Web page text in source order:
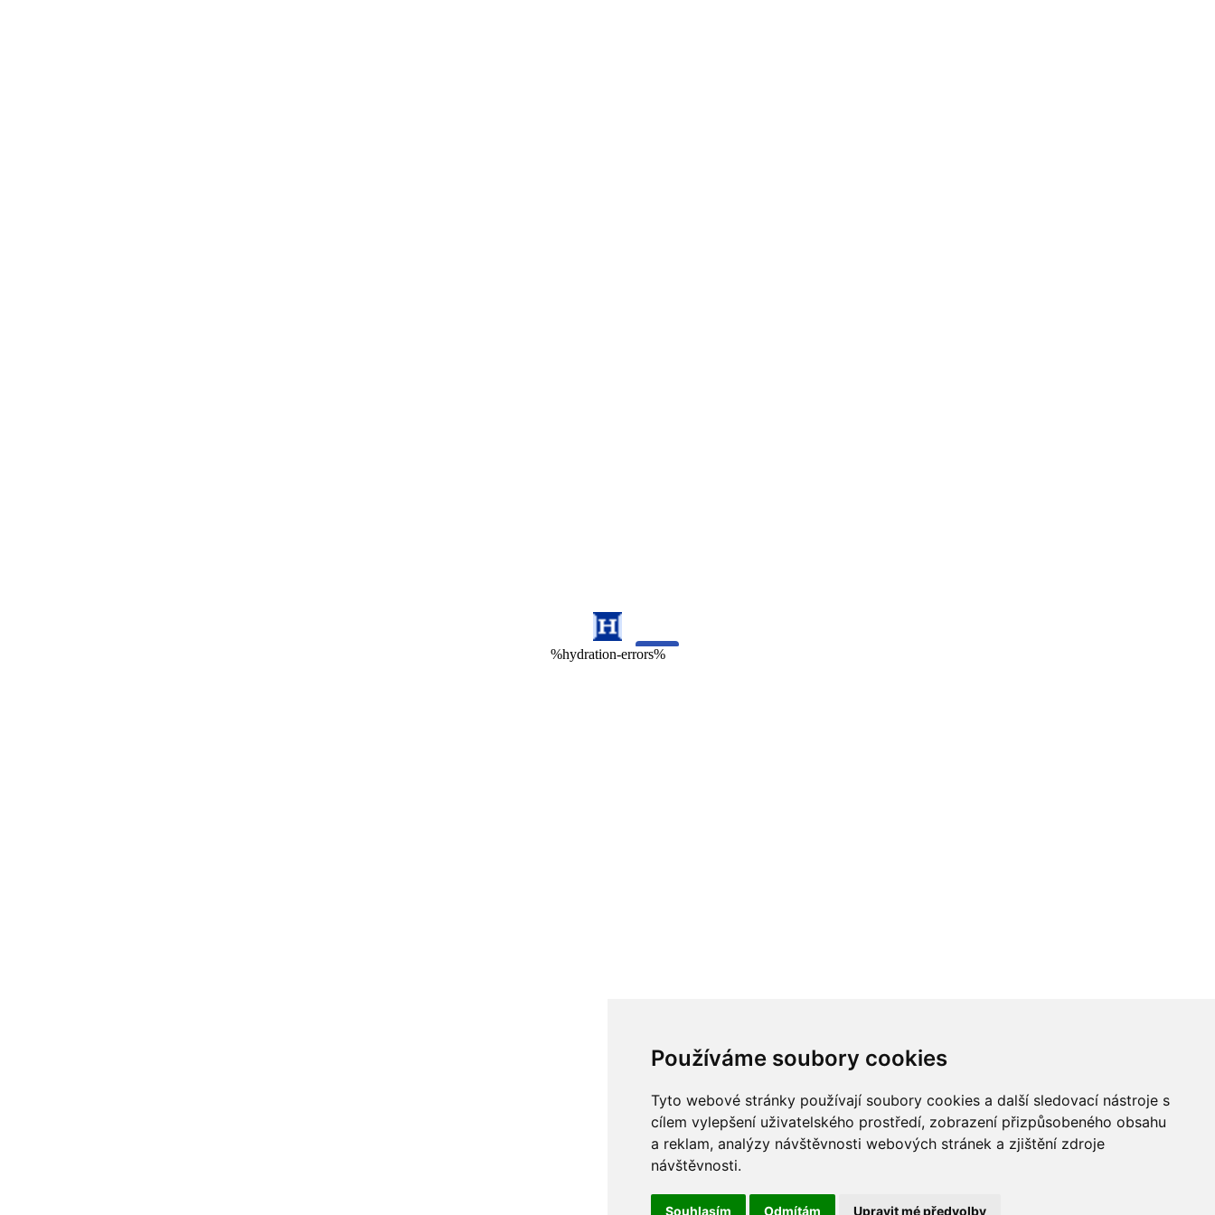
Používáme soubory cookies
Tyto webové stránky používají soubory cookies a další sledovací nástroje s
cílem vylepšení uživatelského prostředí, zobrazení přizpůsobeného obsahu
a reklam, analýzy návštěvnosti webových stránek a zjištění zdroje
návštěvnosti.
Souhlasím Odmítám Upravit mé předvolby
%hydration-errors%